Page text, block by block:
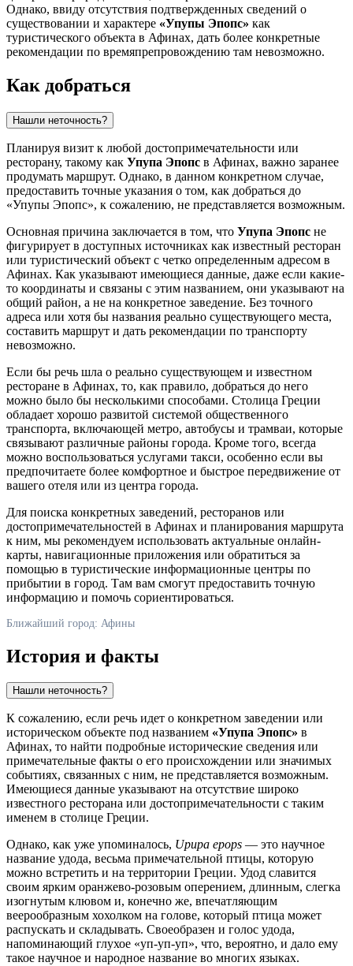
Однако, ввиду отсутствия подтвержденных сведений о
существовании и характере «Упупы Эпопс» как
туристического объекта в Афинах, дать более конкретные
рекомендации по времяпрепровождению там невозможно.
Как добраться
Нашли неточность?
Планируя визит к любой достопримечательности или
ресторану, такому как Упупа Эпопс в Афинах, важно заранее
продумать маршрут. Однако, в данном конкретном случае,
предоставить точные указания о том, как добраться до
«Упупы Эпопс», к сожалению, не представляется возможным.
Основная причина заключается в том, что Упупа Эпопс не
фигурирует в доступных источниках как известный ресторан
или туристический объект с четко определенным адресом в
Афинах. Как указывают имеющиеся данные, даже если какие-
то координаты и связаны с этим названием, они указывают на
общий район, а не на конкретное заведение. Без точного
адреса или хотя бы названия реально существующего места,
составить маршрут и дать рекомендации по транспорту
невозможно.
Если бы речь шла о реально существующем и известном
ресторане в Афинах, то, как правило, добраться до него
можно было бы несколькими способами. Столица Греции
обладает хорошо развитой системой общественного
транспорта, включающей метро, автобусы и трамваи, которые
связывают различные районы города. Кроме того, всегда
можно воспользоваться услугами такси, особенно если вы
предпочитаете более комфортное и быстрое передвижение от
вашего отеля или из центра города.
Для поиска конкретных заведений, ресторанов или
достопримечательностей в Афинах и планирования маршрута
к ним, мы рекомендуем использовать актуальные онлайн-
карты, навигационные приложения или обратиться за
помощью в туристические информационные центры по
прибытии в город. Там вам смогут предоставить точную
информацию и помочь сориентироваться.
Ближайший город: Афины
История и факты
Нашли неточность?
К сожалению, если речь идет о конкретном заведении или
историческом объекте под названием «Упупа Эпопс» в
Афинах, то найти подробные исторические сведения или
примечательные факты о его происхождении или значимых
событиях, связанных с ним, не представляется возможным.
Имеющиеся данные указывают на отсутствие широко
известного ресторана или достопримечательности с таким
именем в столице Греции.
Однако, как уже упоминалось, Upupa epops — это научное
название удода, весьма примечательной птицы, которую
можно встретить и на территории Греции. Удод славится
своим ярким оранжево-розовым оперением, длинным, слегка
изогнутым клювом и, конечно же, впечатляющим
веерообразным хохолком на голове, который птица может
распускать и складывать. Своеобразен и голос удода,
напоминающий глухое «уп-уп-уп», что, вероятно, и дало ему
такое научное и народное название во многих языках.